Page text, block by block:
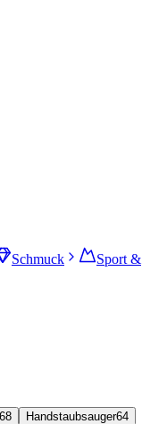
Schmuck
Sport &
68 Handstaubsauger64